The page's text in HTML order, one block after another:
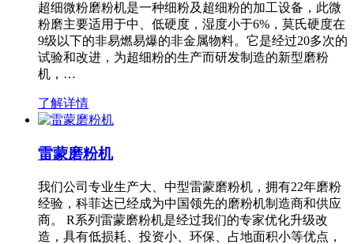
超细微粉磨粉机是一种细粉及超细粉的加工设备，此微
粉磨主要适用于中、低硬度，湿度小于6%，莫氏硬度在
9级以下的非易燃易爆的非金属物料。它是经过20多次的
试验和改进，为超细粉的生产而研发制造的新型磨粉
机，…
了解详情
雷蒙磨粉机
我们公司专业生产大、中型雷蒙磨粉机，拥有22年磨粉
经验，科菲达已经成为中国领先的磨粉机制造商和供应
商。 R系列雷蒙磨粉机是经过我们的专家优化升级改
造，具有低损耗、投资小、环保、占地面积小等优点，